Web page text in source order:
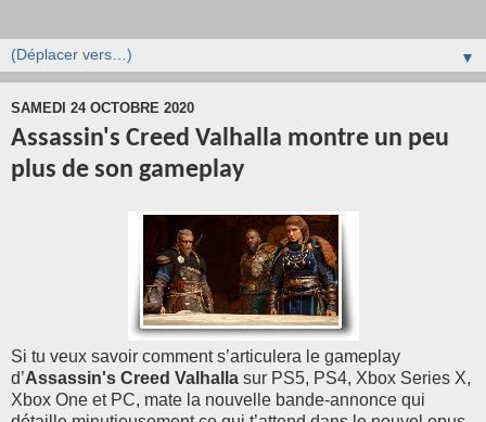
▼
SAMEDI 24 OCTOBRE 2020
Assassin's Creed Valhalla montre un peu
plus de son gameplay
Si tu veux savoir comment s’articulera le gameplay
d’Assassin's Creed Valhalla sur PS5, PS4, Xbox Series X,
Xbox One et PC, mate la nouvelle bande-annonce qui